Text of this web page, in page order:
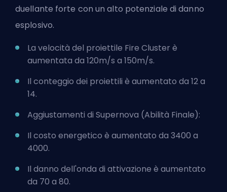
duellante forte con un alto potenziale di danno
esplosivo.
La velocità del proiettile Fire Cluster è
aumentata da 120m/s a 150m/s.
Il conteggio dei proiettili è aumentato da 12 a
14.
Aggiustamenti di Supernova (Abilità Finale):
Il costo energetico è aumentato da 3400 a
4000.
Il danno dell'onda di attivazione è aumentato
da 70 a 80.